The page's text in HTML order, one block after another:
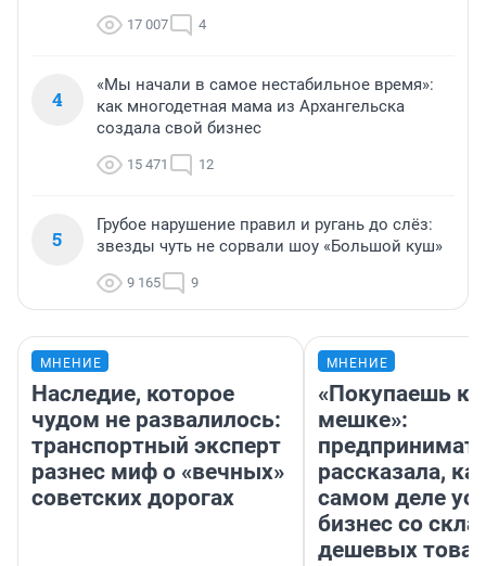
17 007 4
4
«Мы начали в самое нестабильное время»:
как многодетная мама из Архангельска
создала свой бизнес
15 471 12
5
Грубое нарушение правил и ругань до слёз:
звезды чуть не сорвали шоу «Большой куш»
9 165 9
МНЕНИЕ
Наследие, которое
чудом не развалилось:
транспортный эксперт
разнес миф о «вечных»
советских дорогах
МНЕНИЕ
«Покупаешь
мешке»:
рассказала,
самом деле
бизнес со
дешевых